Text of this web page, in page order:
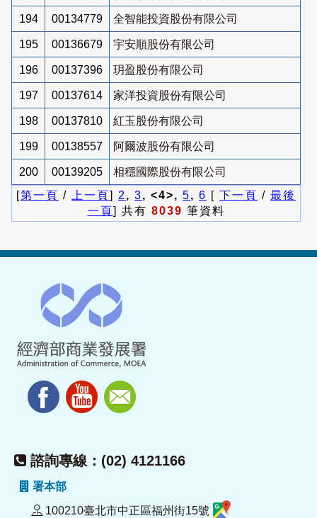
194 00134779 全智能投資股份有限公司
195 00136679 宇安順股份有限公司
196 00137396 玥盈股份有限公司
197 00137614 家洋投資股份有限公司
198 00137810 紅玉股份有限公司
199 00138557 阿爾波股份有限公司
200 00139205
相穩國際股份有限公司
[第一頁 / 上一頁] 2 , 3, <4>, 5, 6 [ 下一頁 / 最後
一頁] 共有 8039 筆資料
諮詢專線：(02) 4121166
署本部
100210臺北市中正區福州街15號